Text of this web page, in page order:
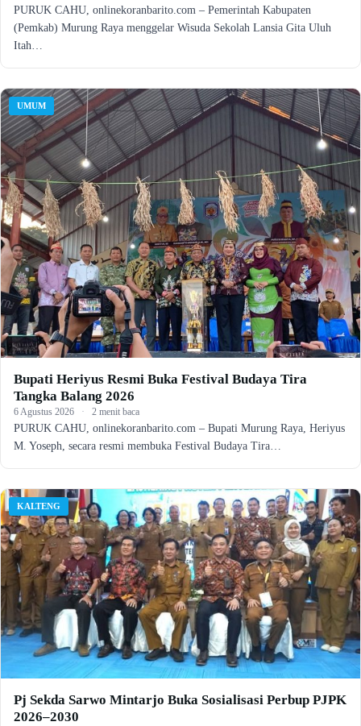
PURUK CAHU, onlinekoranbarito.com – Pemerintah Kabupaten
(Pemkab) Murung Raya menggelar Wisuda Sekolah Lansia Gita Uluh
Itah…
UMUM
Bupati Heriyus Resmi Buka Festival Budaya Tira
Tangka Balang 2026
6 Agustus 2026 · 2 menit baca
PURUK CAHU, onlinekoranbarito.com – Bupati Murung Raya, Heriyus
M. Yoseph, secara resmi membuka Festival Budaya Tira…
KALTENG
Pj Sekda Sarwo Mintarjo Buka Sosialisasi Perbup PJPK
2026–2030